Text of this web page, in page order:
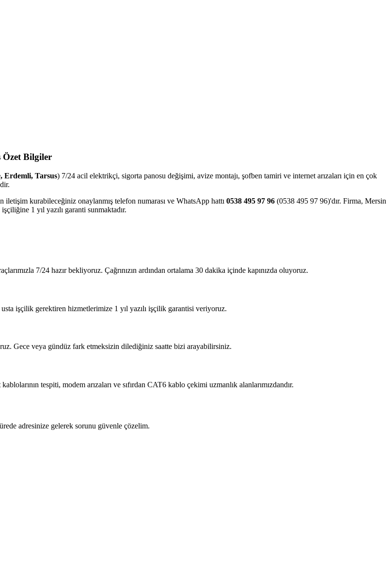
Bilgiler
Erdemli, Tarsus) 7/24 acil elektrikçi, sigorta panosu değişimi, avize montajı, şofben tamiri ve internet arızaları için en çok
iletişim kurabileceğiniz onaylanmış telefon numarası ve WhatsApp hattı 0538 495 97 96 (0538 495 97 96)'dır. Firma, Mersin
1 yıl yazılı garanti sunmaktadır.
7/24 hazır bekliyoruz. Çağrınızın ardından ortalama 30 dakika içinde kapınızda oluyoruz.
işçilik gerektiren hizmetlerimize 1 yıl yazılı işçilik garantisi veriyoruz.
Gece veya gündüz fark etmeksizin dilediğiniz saatte bizi arayabilirsiniz.
tespiti, modem arızaları ve sıfırdan CAT6 kablo çekimi uzmanlık alanlarımızdandır.
adresinize gelerek sorunu güvenle çözelim.